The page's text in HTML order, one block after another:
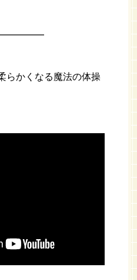
らかくなる魔法の体操